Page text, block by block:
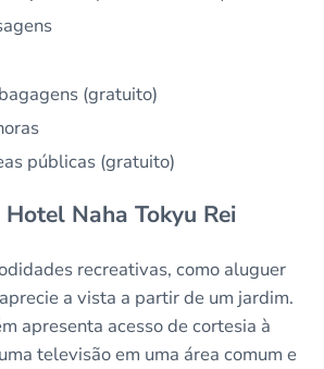
(gratuito)
públicas (gratuito)
Naha Tokyu Rei
recreativas, como aluguer
a vista a partir de um jardim.
apresenta acesso de cortesia à
televisão em uma área comum e